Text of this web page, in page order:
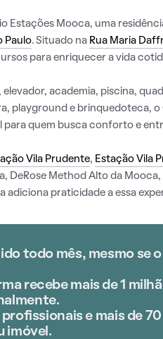
Estações Mooca, uma
Paulo. Situado na Rua Maria
para enriquecer a vida
academia, piscina,
playground e brinquedoteca,
para quem busca conforto e
Vila Prudente, Estação Vila
DeRose Method Alto da
adiciona praticidade a essa
todo mês, mesmo se
recebe mais de 1
profissionais e mais de
imóvel.